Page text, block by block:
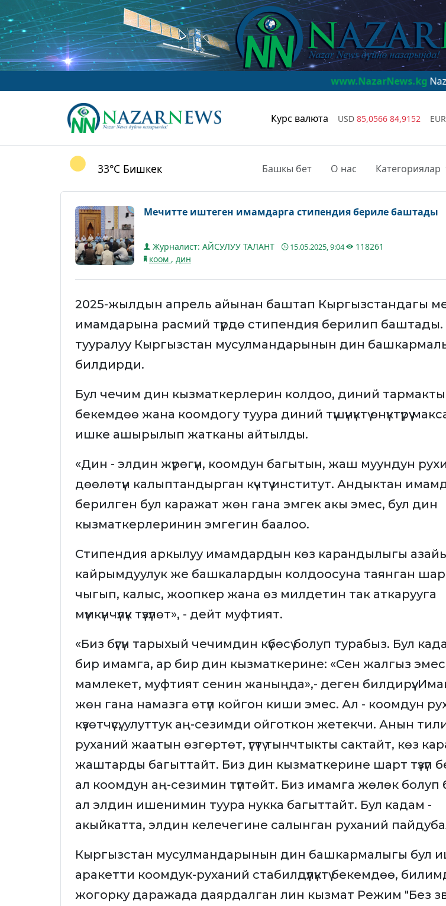
www.NazarNews.kgNazarNews -
Курс валюта USD 85,0566 84,9152 EUR
33°C Бишкек Башкы бет О нас Категориялар
Мечитте иштеген имамдарга стипендия бериле баштады
Журналист: АЙСУЛУУ ТАЛАНТ 15.05.2025, 9:04
118261
коом , дин
2025-жылдын апрель айынан баштап Кыргызстандагы
имамдарына расмий түрдө стипендия берилип баштады.
тууралуу Кыргызстан мусулмандарынын дин
билдирди.
Бул чечим дин кызматкерлерин колдоо, диний тармакты
бекемдөө жана коомдогу туура диний түшүнүктү өнүктүрүү
ишке ашырылып жатканы айтылды.
«Дин - элдин жүрөгүн, коомдун багытын, жаш муундун
дөөлөтүн калыптандырган күчтүү институт. Андыктан
берилген бул каражат жөн гана эмгек акы эмес, бул дин
кызматкерлеринин эмгегин баалоо.
Стипендия аркылуу имамдардын көз карандылыгы
кайрымдуулук же башкалардын колдоосуна таянган
чыгып, калыс, жоопкер жана өз милдетин так аткарууга
мүмкүнчүлүк түзүлөт», - дейт муфтият.
«Биз бүгүн тарыхый чечимдин күбөсү болуп турабыз. Бул
бир имамга, ар бир дин кызматкерине: «Сен жалгыз
мамлекет, муфтият сенин жаныңда»,- деген билдирүү.
жөн гана намазга өтүп койгон киши эмес. Ал - коомдун
күзөтчүсү, улуттук аң-сезимди ойготкон жетекчи. Анын
руханий жаатын өзгөртөт, үгүтү тынчтыкты сактайт, көз
жаштарды багыттайт. Биз дин кызматкерине шарт түзүп
ал коомдун аң-сезимин түптөйт. Биз имамга жөлөк болуп
ал элдин ишенимин туура нукка багыттайт. Бул кадам -
акыйкатта, элдин келечегине салынган руханий
Кыргызстан мусулмандарынын дин башкармалыгы бул
аракетти коомдук-руханий стабилдүүлүктү бекемдөө,
жогорку даражада даярдалган лин кызмат Режим "Без